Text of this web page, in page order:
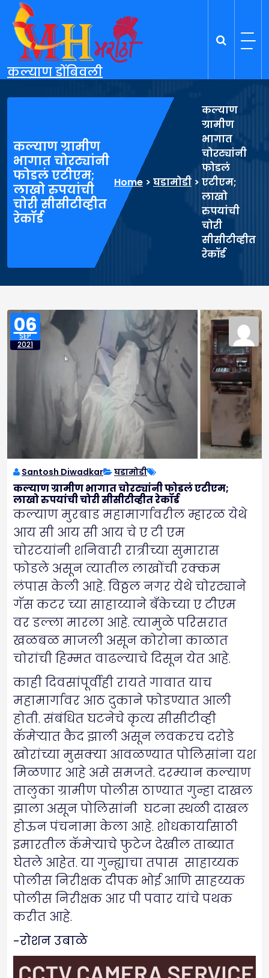
content
कल्याण डोंबिवली
कल्याण ग्रामीण
भागात चोरट्यांनी
फोडलं एटीएम;
लाखो रुपयांची
चोरी सीसीटीव्हीत
रेकॉर्ड
Home > घडामोडी >
कल्याण
ग्रामीण
भागात
चोरट्यांनी
फोडलं
एटीएम;
लाखो
रुपयांची
चोरी
सीसीटीव्हीत
रेकॉर्ड
06
SEP
2021
Santosh Diwadkar घडामोडी
कल्याण ग्रामीण भागात चोरट्यांनी फोडलं एटीएम;
लाखो रुपयांची चोरी सीसीटीव्हीत रेकॉर्ड
कल्याण मुरबाड महामार्गावरील म्हारळ येथे
आय सी आय सी आय चे ए टी एम
चोरटयांनी शनिवारी रात्रीच्या सुमारास
फोडले असून त्यातील लाखोंची रक्कम
लंपास केली आहे. विठ्ठल नगर येथे चोरट्याने
गॅस कटर च्या साहाय्याने बँकेच्या ए टीएम
वर डल्ला मारला आहे. त्यामुळे परिसरात
खळबळ माजली असून कोरोना काळात
चोरांची हिम्मत वाढल्याचे दिसून येत आहे.
काही दिवसांपूर्वीही रायते गावात याच
महामार्गावर आठ दुकाने फोडण्यात आली
होती. संबंधित घटनेचे कृत्य सीसीटीव्ही
कॅमेऱ्यात कैद झाली असून लवकरच दरोडे
खोरांच्या मुसक्या आवळण्यात पोलिसांना यश
मिळणार आहे असे समजते. दरम्यान कल्याण
तालुका ग्रामीण पोलीस ठाण्यात गुन्हा दाखल
झाला असून पोलिसांनी घटना स्थळी दाखल
होऊन पंचनामा केला आहे. शोधकार्यासाठी
इमारतील कॅमेऱ्याचे फुटेज देखील ताब्यात
घेतले आहेत. या गुन्ह्याचा तपास साहाय्यक
पोलीस निरीक्षक दीपक भोई आणि साहय्यक
पोलीस निरीक्षक आर पी पवार यांचे पथक
करीत आहे.
-रोशन उबाळे